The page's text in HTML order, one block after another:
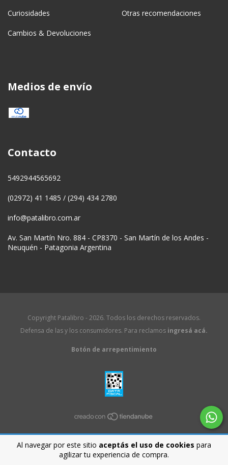
Al navegar por este sitio aceptás el uso de cookies para
agilizar tu experiencia de compra.
Curiosidades Otras recomendaciones
Cambios & Devoluciones
Medios de envío
Contacto
5492944565692
(02972) 41 1485 / (294) 434 2780
info@patalibro.com.ar
Av. San Martín Nro. 884 - CP8370 - San Martín de los Andes -
Neuquén - Patagonia Argentina
Copyright Patalibro - 2026. Todos los derechos reservados.
Defensa de las y los consumidores. Para reclamos ingresá acá.
Botón de arrepentimiento